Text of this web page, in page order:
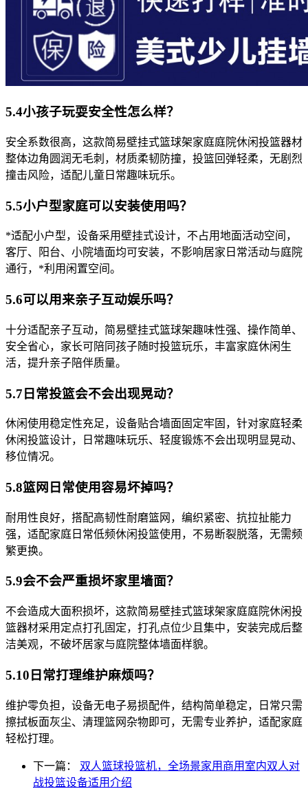
5.4小孩子玩耍安全性怎么样？
安全系数很高，这款简易壁挂式篮球架家庭庭院休闲投篮器材
整体边角圆润无毛刺，材质柔韧防撞，投篮回弹轻柔，无剧烈
撞击风险，适配儿童日常趣味玩乐。
5.5小户型家庭可以安装使用吗？
*适配小户型，设备采用壁挂式设计，不占用地面活动空间，
客厅、阳台、小院墙面均可安装，不影响居家日常活动与庭院
通行，*利用闲置空间。
5.6可以用来亲子互动娱乐吗？
十分适配亲子互动，简易壁挂式篮球架趣味性强、操作简单、
安全省心，家长可陪同孩子随时投篮玩乐，丰富家庭休闲生
活，提升亲子陪伴质量。
5.7日常投篮会不会出现晃动？
休闲使用稳定性充足，设备贴合墙面固定牢固，针对家庭轻柔
休闲投篮设计，日常趣味玩乐、轻度锻炼不会出现明显晃动、
移位情况。
5.8篮网日常使用容易坏掉吗？
耐用性良好，搭配高韧性耐磨篮网，编织紧密、抗拉扯能力
强，适配家庭日常低频休闲投篮使用，不易断裂脱落，无需频
繁更换。
5.9会不会严重损坏家里墙面？
不会造成大面积损坏，这款简易壁挂式篮球架家庭庭院休闲投
篮器材采用定点打孔固定，打孔点位少且集中，安装完成后整
洁美观，不破坏居家与庭院整体墙面样貌。
5.10日常打理维护麻烦吗？
维护零负担，设备无电子易损配件，结构简单稳定，日常只需
擦拭板面灰尘、清理篮网杂物即可，无需专业养护，适配家庭
轻松打理。
下一篇： 双人篮球投篮机，全场景家用商用室内双人对
战投篮设备适用介绍